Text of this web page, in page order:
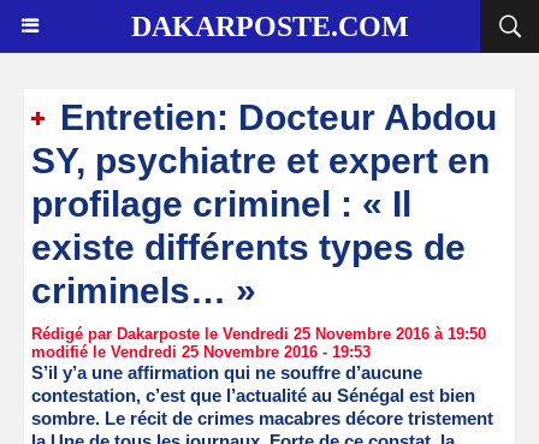
DAKARPOSTE.COM
Entretien: Docteur Abdou
SY, psychiatre et expert en
profilage criminel : « Il
existe différents types de
criminels… »
Rédigé par Dakarposte le Vendredi 25 Novembre 2016 à 19:50
modifié le Vendredi 25 Novembre 2016 - 19:53
S’il y’a une affirmation qui ne souffre d’aucune
contestation, c’est que l’actualité au Sénégal est bien
sombre. Le récit de crimes macabres décore tristement